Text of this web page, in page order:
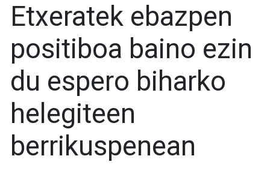
Etxeratek ebazpen
positiboa baino ezin
du espero biharko
helegiteen
berrikuspenean